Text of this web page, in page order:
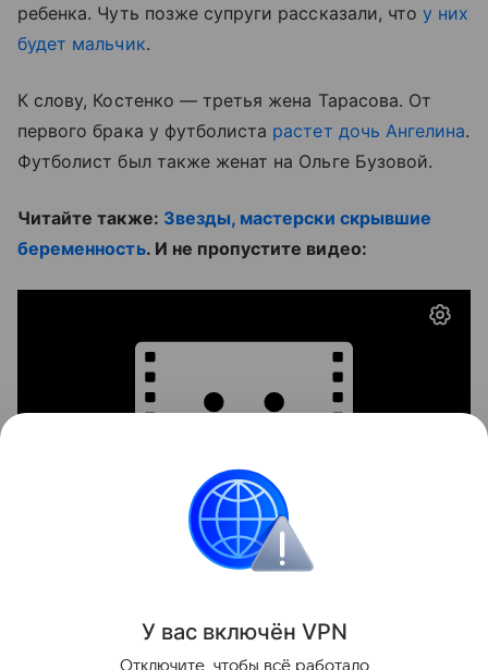
ребенка. Чуть позже супруги рассказали, чтоу них
будет мальчик.
К слову, Костенко — третья жена Тарасова. От
первого брака у футболиста растет дочь Ангелина.
Футболист был также женат на Ольге Бузовой.
Читайте также: Звезды, мастерски скрывшие
беременность. И не пропустите видео:
Поделиться
У вас включён VPN
Отключите, чтобы всё работало